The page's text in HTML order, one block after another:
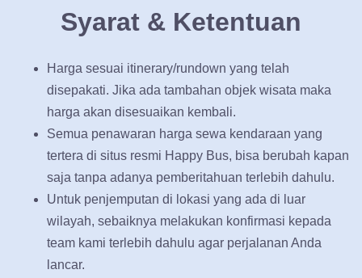
Syarat & Ketentuan
Harga sesuai itinerary/rundown yang telah
disepakati. Jika ada tambahan objek wisata maka
harga akan disesuaikan kembali.
Semua penawaran harga sewa kendaraan yang
tertera di situs resmi Happy Bus, bisa berubah kapan
saja tanpa adanya pemberitahuan terlebih dahulu.
Untuk penjemputan di lokasi yang ada di luar
wilayah, sebaiknya melakukan konfirmasi kepada
team kami terlebih dahulu agar perjalanan Anda
lancar.